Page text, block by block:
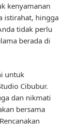
kenyamanan
istirahat, hingga
tidak perlu
berada di
untuk
Cibubur.
dan nikmati
bersama